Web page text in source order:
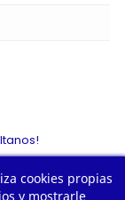
cookies propias
y mostrarle